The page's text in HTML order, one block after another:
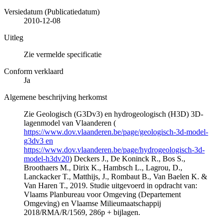
Versiedatum (Publicatiedatum)
2010-12-08
Uitleg
Zie vermelde specificatie
Conform verklaard
Ja
Algemene beschrijving herkomst
Zie Geologisch (G3Dv3) en hydrogeologisch (H3D) 3D-
lagenmodel van Vlaanderen (
https://www.dov.vlaanderen.be/page/geologisch-3d-model-
g3dv3 en
https://www.dov.vlaanderen.be/page/hydrogeologisch-3d-
model-h3dv20) Deckers J., De Koninck R., Bos S.,
Broothaers M., Dirix K., Hambsch L., Lagrou, D.,
Lanckacker T., Matthijs, J., Rombaut B., Van Baelen K. &
Van Haren T., 2019. Studie uitgevoerd in opdracht van:
Vlaams Planbureau voor Omgeving (Departement
Omgeving) en Vlaamse Milieumaatschappij
2018/RMA/R/1569, 286p + bijlagen.